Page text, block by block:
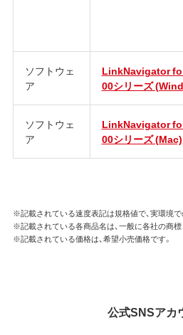
ソフトウェ
ア
LinkNavigator
00シリーズ
ソフトウェ
ア
LinkNavigator
00シリーズ (Mac)
※記載されている速度表記は規格値で、実環境で
※記載されている各商品名は、一般に各社の商標
※記載されている価格は、希望小売価格です。
公式SNSアカ